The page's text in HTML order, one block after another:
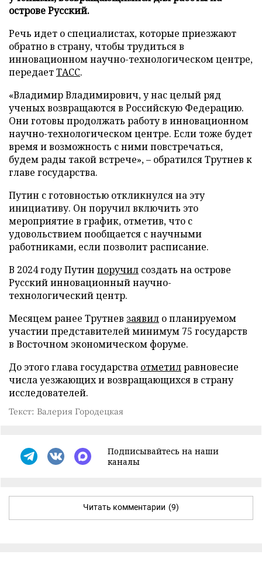
острове Русский.
Речь идет о специалистах, которые приезжают
обратно в страну, чтобы трудиться в
инновационном научно-технологическом центре,
передаетТАСС.
«Владимир Владимирович, у нас целый ряд
ученых возвращаются в Российскую Федерацию.
Они готовы продолжать работу в инновационном
научно-технологическом центре. Если тоже будет
время и возможность с ними повстречаться,
будем рады такой встрече», – обратился Трутнев к
главе государства.
Путин с готовностью откликнулся на эту
инициативу. Он поручил включить это
мероприятие в график, отметив, что с
удовольствием пообщается с научными
работниками, если позволит расписание.
В 2024 году Путин поручил создать на острове
Русский инновационный научно-
технологический центр.
Месяцем ранее Трутнев заявил о планируемом
участии представителей минимум 75 государств
в Восточном экономическом форуме.
До этого глава государства отметилравновесие
числа уезжающих и возвращающихся в страну
исследователей.
Текст: Валерия Городецкая
Подписывайтесь на наши
каналы
Читать комментарии (9)